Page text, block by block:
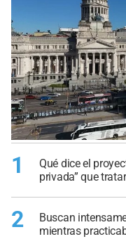
1
Qué dice el
privada” que
2
Buscan
mientras